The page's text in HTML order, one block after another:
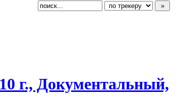
г., Документальн​ый,